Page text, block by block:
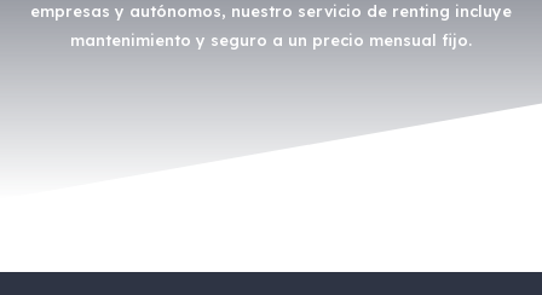
empresas y autónomos, nuestro servicio de renting incluye
mantenimiento y seguro a un precio mensual fijo.